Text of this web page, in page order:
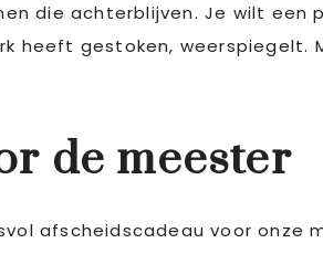
die achterblijven. Je wilt een
heeft gestoken, weerspiegelt.
de meester
afscheidscadeau voor onze